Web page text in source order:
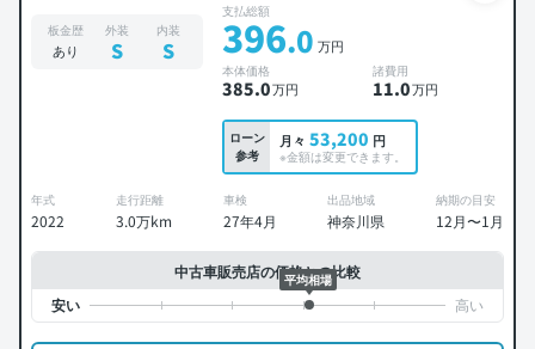
板金歴
あり
外装
S
内装
S
支払総額
396.0 万円
本体価格
385.0万円
諸費用
11.0万円
ローン
参考
月々 53,200 円
※金額は変更できます。
年式
2022
走行距離
3.0万km
車検
27年4月
出品地域
神奈川県
納期の目安
12月〜1月
中古車販売店の価格との比較
平均相場